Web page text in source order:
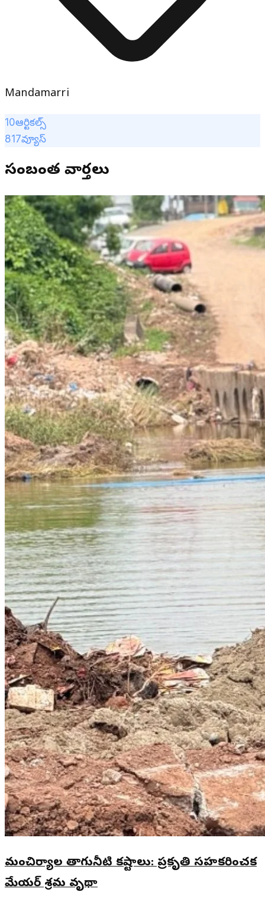
Mandamarri
10ఆర్టికల్స్
817వ్యూస్
సంబంధిత వార్తలు
మంచిర్యాల తాగునీటి కష్టాలు: ప్రకృతి సహకరించక
మేయర్ శ్రమ వృథా